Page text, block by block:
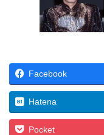
Facebook
Hatena
Pocket